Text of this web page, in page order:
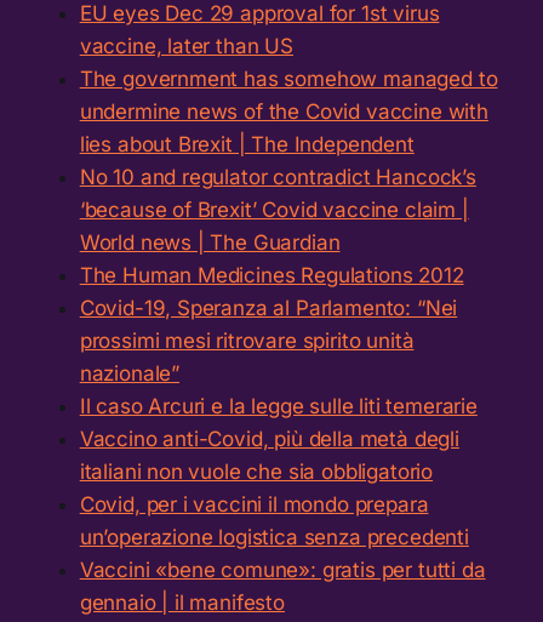
EU eyes Dec 29 approval for 1st virus
vaccine, later than US
The government has somehow managed to
undermine news of the Covid vaccine with
lies about Brexit | The Independent
No 10 and regulator contradict Hancock’s
‘because of Brexit’ Covid vaccine claim |
World news | The Guardian
The Human Medicines Regulations 2012
Covid-19, Speranza al Parlamento: “Nei
prossimi mesi ritrovare spirito unità
nazionale”
Il caso Arcuri e la legge sulle liti temerarie
Vaccino anti-Covid, più della metà degli
italiani non vuole che sia obbligatorio
Covid, per i vaccini il mondo prepara
un’operazione logistica senza precedenti
Vaccini «bene comune»: gratis per tutti da
gennaio | il manifesto